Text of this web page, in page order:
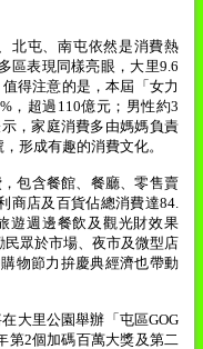
北屯、南屯依然是消費熱
區表現同樣亮眼，大里9.6
得注意的是，本屆「女力
，超過 110億元；男性約3
，家庭消費多由媽媽負責
形成有趣的消費文化。
包含餐館、餐廳、零售賣
商店及百貨佔總消費達84.
遊週邊餐飲及觀光財效果
眾於市場、夜市及微型店
物節力拚慶典經濟也帶動
大里公園舉辦「屯區GOG
第2個加碼百萬大獎及第二